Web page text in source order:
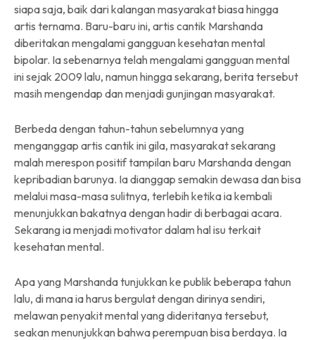
siapa saja, baik dari kalangan masyarakat biasa hingga
artis ternama. Baru-baru ini, artis cantik Marshanda
diberitakan mengalami gangguan kesehatan mental
bipolar. Ia sebenarnya telah mengalami gangguan mental
ini sejak 2009 lalu, namun hingga sekarang, berita tersebut
masih mengendap dan menjadi gunjingan masyarakat.
Berbeda dengan tahun-tahun sebelumnya yang
menganggap artis cantik ini gila, masyarakat sekarang
malah merespon positif tampilan baru Marshanda dengan
kepribadian barunya. Ia dianggap semakin dewasa dan bisa
melalui masa-masa sulitnya, terlebih ketika ia kembali
menunjukkan bakatnya dengan hadir di berbagai acara.
Sekarang ia menjadi motivator dalam hal isu terkait
kesehatan mental.
Apa yang Marshanda tunjukkan ke publik beberapa tahun
lalu, di mana ia harus bergulat dengan dirinya sendiri,
melawan penyakit mental yang dideritanya tersebut,
seakan menunjukkan bahwa perempuan bisa berdaya. Ia